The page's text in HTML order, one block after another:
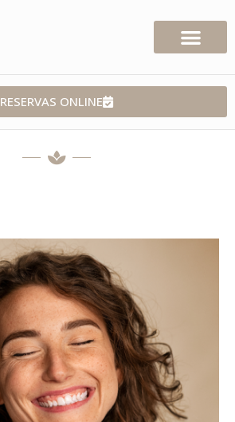
RESERVAS ONLINE